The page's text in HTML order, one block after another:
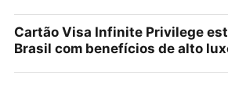
Cartão Visa Infinite Privilege
Brasil com benefícios de alto